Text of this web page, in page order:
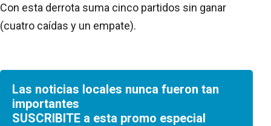
Con esta derrota suma cinco partidos sin ganar
(cuatro caídas y un empate).
Las noticias locales nunca fueron tan
importantes
SUSCRIBITE a esta promo especial